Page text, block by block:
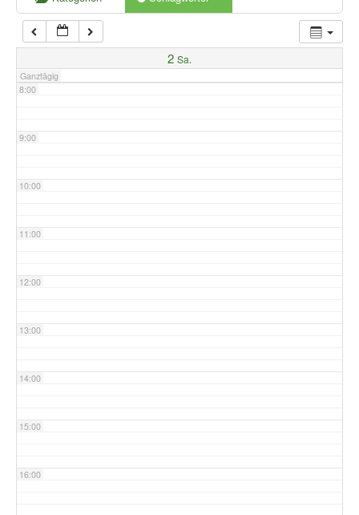
2 Sa.
Ganztägig
7:00
8:00
9:00
10:00
11:00
12:00
13:00
14:00
15:00
16:00